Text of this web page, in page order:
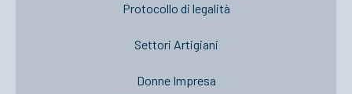
Protocollo di legalità
Settori Artigiani
Donne Impresa